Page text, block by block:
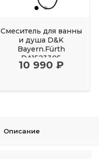
Смеситель для ванны
и душа D&K
Bayern.Fürth
DA1523305
10 990 ₽
Описание